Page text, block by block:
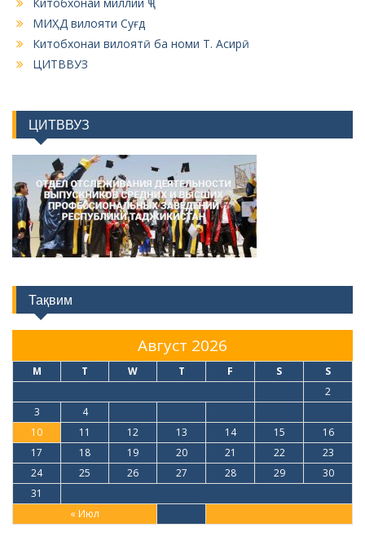
МИҲД вилояти Суғд
Китобхонаи вилоятӣ ба номи Т. Асирӣ
ЦИТВВУЗ
ЦИТВВУЗ
Тақвим
Август 2026
M T W T F S S
« Июл
2
3
4
10
11 12 13 14 15
16
17
18 19 20 21 22
23
24
25 26 27 28 29
30
31